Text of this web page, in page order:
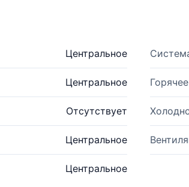
Центральное
Центральное
Отсутствует
Центральное
Центральное